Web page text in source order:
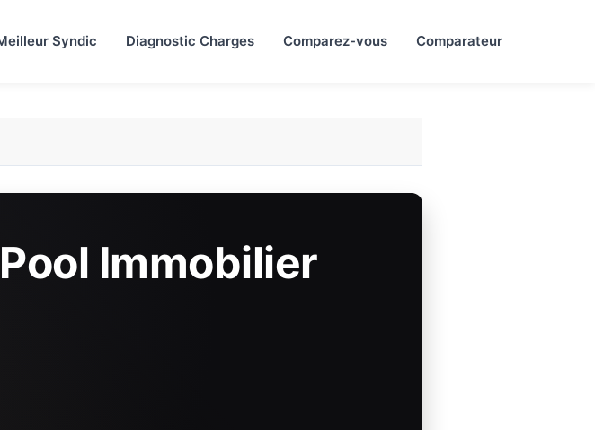
Syndic Diagnostic Charges Comparez-vous Comparateur
Immobilier